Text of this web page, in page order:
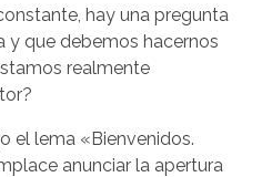
hay una pregunta
y que debemos hacernos
realmente
el lema «Bienvenidos.
anunciar la apertura